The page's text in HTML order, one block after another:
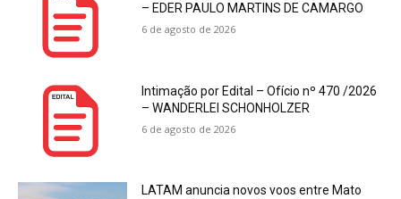
– EDER PAULO MARTINS DE CAMARGO
6 de agosto de 2026
Intimação por Edital – Ofício nº 470 /2026
– WANDERLEI SCHONHOLZER
6 de agosto de 2026
LATAM anuncia novos voos entre Mato